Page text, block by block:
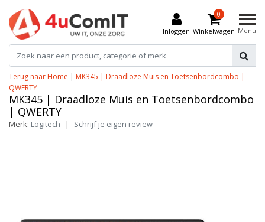
Inloggen
0
Winkelwagen Menu
Terug naar Home | MK345 | Draadloze Muis en Toetsenbordcombo |
QWERTY
MK345 | Draadloze Muis en Toetsenbordcombo
| QWERTY
Merk: Logitech | Schrijf je eigen review